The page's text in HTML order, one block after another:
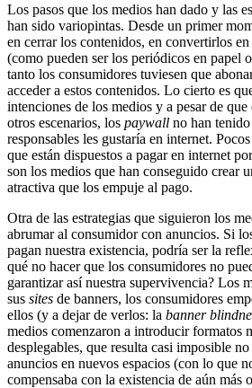
Los pasos que los medios han dado y las
han sido variopintas. Desde un primer
en cerrar los contenidos, en convertirlos
(como pueden ser los periódicos en papel
tanto los consumidores tuviesen que
acceder a estos contenidos. Lo cierto es
intenciones de los medios y a pesar de
otros escenarios, los paywall no han
responsables les gustaría en internet.
que están dispuestos a pagar en internet
son los medios que han conseguido crear
atractiva que los empuje al pago.
Otra de las estrategias que siguieron los
abrumar al consumidor con anuncios. Si
pagan nuestra existencia, podría ser la
qué no hacer que los consumidores no
garantizar así nuestra supervivencia? Los
sus sites de banners, los consumidores
ellos (y a dejar de verlos: la banner
medios comenzaron a introducir formatos
desplegables, que resulta casi imposible
anuncios en nuevos espacios (con lo que
compensaba con la existencia de aún más